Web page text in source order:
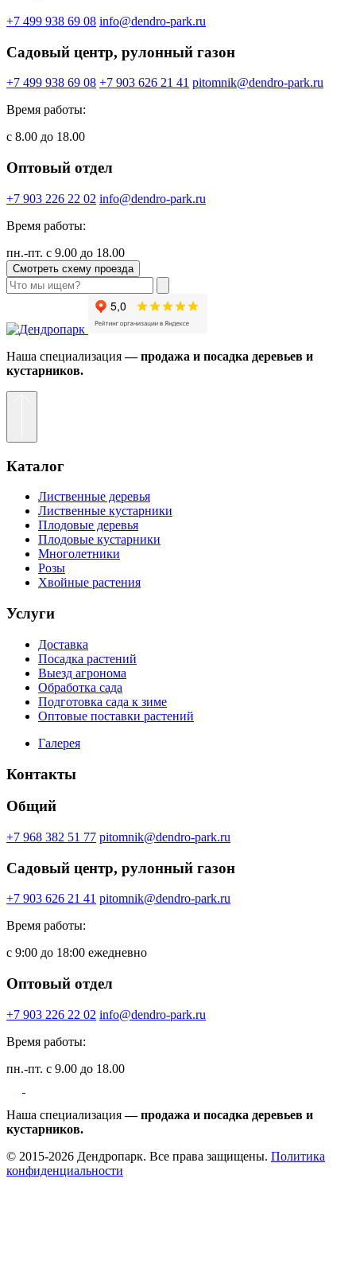
+7 499 938 69 08 info@dendro-park.ru
Садовый центр, рулонный газон
+7 499 938 69 08 +7 903 626 21 41 pitomnik@dendro-park.ru
Время работы:
с 8.00 до 18.00
Оптовый отдел
+7 903 226 22 02 info@dendro-park.ru
Время работы:
пн.-пт. с 9.00 до 18.00
Смотреть схему проезда
Наша специализация— продажа и посадка деревьев и
кустарников.
Каталог
Лиственные деревья
Лиственные кустарники
Плодовые деревья
Плодовые кустарники
Многолетники
Розы
Хвойные растения
Услуги
Доставка
Посадка растений
Выезд агронома
Обработка сада
Подготовка сада к зиме
Оптовые поставки растений
Галерея
Контакты
Общий
+7 968 382 51 77 pitomnik@dendro-park.ru
Садовый центр, рулонный газон
+7 903 626 21 41 pitomnik@dendro-park.ru
Время работы:
с 9:00 до 18:00 ежедневно
Оптовый отдел
+7 903 226 22 02 info@dendro-park.ru
Время работы:
пн.-пт. с 9.00 до 18.00
Наша специализация— продажа и посадка деревьев и
кустарников.
© 2015-2026 Дендропарк. Все права защищены. Политика
конфиденциальности